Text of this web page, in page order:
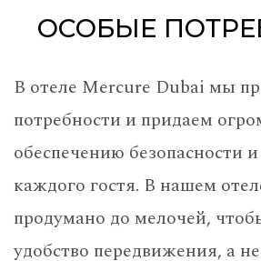
ОСОБЫЕ
В отеле Mercure Dubai мы
потребности и придаем
обеспечению безопасности
каждого гостя. В нашем
продумано до мелочей,
удобство передвижения, а